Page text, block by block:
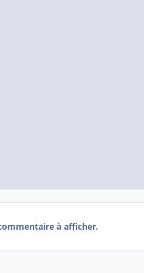
à afficher.